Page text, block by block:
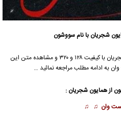
شجریان با نام سووشون
با کیفیت ۱۲۸ و ۳۲۰ و مشاهده متن این
به ادامه مطلب مراجعه نمائید …
ازهمایون شجریان :
وان ♫ ♫